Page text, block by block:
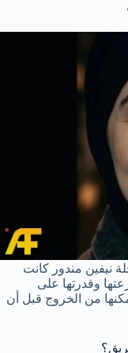
نيفين مندور كانت
وقدرتها على
من الخروج قبل أن